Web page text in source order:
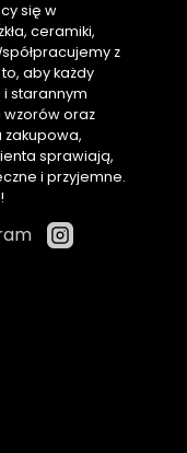
się w
ceramiki,
z
aby każdy
i starannym
oraz
sprawiają,
i przyjemne.